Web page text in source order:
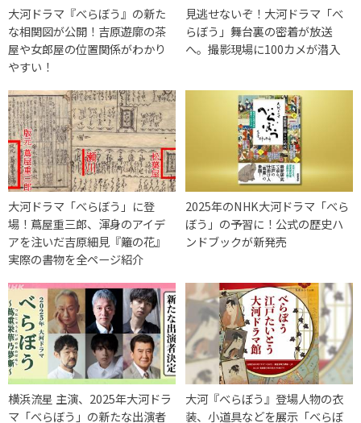
大河ドラマ『べらぼう』の新た
な相関図が公開！吉原遊廓の茶
屋や女郎屋の位置関係がわかり
やすい！
見逃せないぞ！大河ドラマ「べ
らぼう」舞台裏の密着が放送
へ。撮影現場に100カメが潜入
大河ドラマ「べらぼう」に登
場！蔦屋重三郎、渾身のアイデ
アを注いだ吉原細見『籬の花』
実際の書物を全ページ紹介
2025年のNHK大河ドラマ「べら
ぼう」の予習に！公式の歴史ハ
ンドブックが新発売
横浜流星 主演、2025年大河ドラ
マ「べらぼう」の新たな出演者
大河『べらぼう』登場人物の衣
装、小道具などを展示「べらぼ